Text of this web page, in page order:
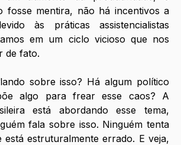
fosse mentira, não há incentivos a
às práticas assistencialistas
em um ciclo vicioso que nos
de fato.
sobre isso? Há algum político
algo para frear esse caos? A
está abordando esse tema,
fala sobre isso. Ninguém tenta
estruturalmente errado. E veja,